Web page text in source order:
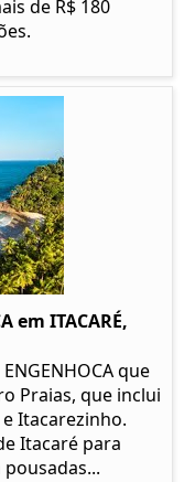
de R$ 180
em ITACARÉ,
que
Praias, que inclui
Itacarezinho.
Itacaré para